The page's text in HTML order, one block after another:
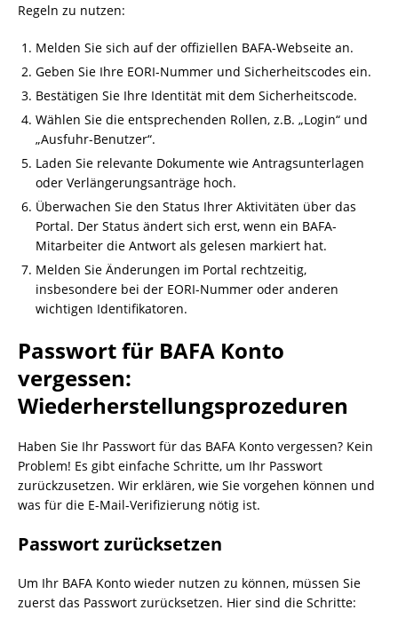
Regeln zu nutzen:
Melden Sie sich auf der offiziellen BAFA-Webseite an.
Geben Sie Ihre EORI-Nummer und Sicherheitscodes ein.
Bestätigen Sie Ihre Identität mit dem Sicherheitscode.
Wählen Sie die entsprechenden Rollen, z.B. „Login“ und
„Ausfuhr-Benutzer“.
Laden Sie relevante Dokumente wie Antragsunterlagen
oder Verlängerungsanträge hoch.
Überwachen Sie den Status Ihrer Aktivitäten über das
Portal. Der Status ändert sich erst, wenn ein BAFA-
Mitarbeiter die Antwort als gelesen markiert hat.
Melden Sie Änderungen im Portal rechtzeitig,
insbesondere bei der EORI-Nummer oder anderen
wichtigen Identifikatoren.
Passwort für BAFA Konto
vergessen:
Wiederherstellungsprozeduren
Haben Sie Ihr Passwort für das BAFA Konto vergessen? Kein
Problem! Es gibt einfache Schritte, um Ihr Passwort
zurückzusetzen. Wir erklären, wie Sie vorgehen können und
was für die E-Mail-Verifizierung nötig ist.
Passwort zurücksetzen
Um Ihr BAFA Konto wieder nutzen zu können, müssen Sie
zuerst das Passwort zurücksetzen. Hier sind die Schritte: